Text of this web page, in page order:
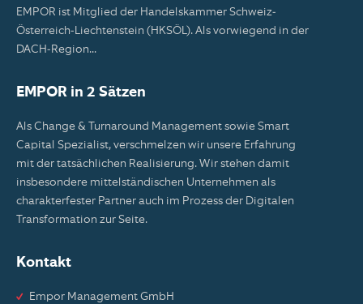
EMPOR ist Mitglied der Handelskammer Schweiz-
Österreich-Liechtenstein (HKSÖL). Als vorwiegend in der
DACH-Region...
EMPOR in 2 Sätzen
Als Change & Turnaround Management sowie Smart
Capital Spezialist, verschmelzen wir unsere Erfahrung
mit der tatsächlichen Realisierung. Wir stehen damit
insbesondere mittelständischen Unternehmen als
charakterfester Partner auch im Prozess der Digitalen
Transformation zur Seite.
Kontakt
Empor Management GmbH